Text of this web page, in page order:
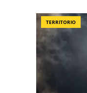
TERRITORIO